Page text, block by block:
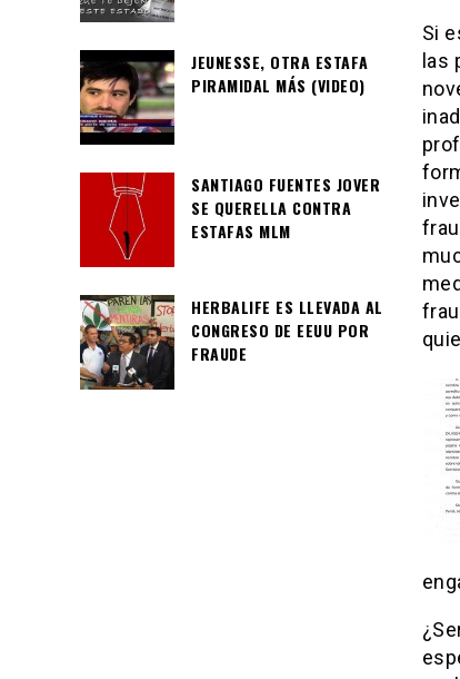
Si
las
JEUNESSE, OTRA ESTAFA
PIRAMIDAL MÁS (VIDEO)
SANTIAGO FUENTES JOVER
SE QUERELLA CONTRA
ESTAFAS MLM
HERBALIFE ES LLEVADA AL
CONGRESO DE EEUU POR
FRAUDE